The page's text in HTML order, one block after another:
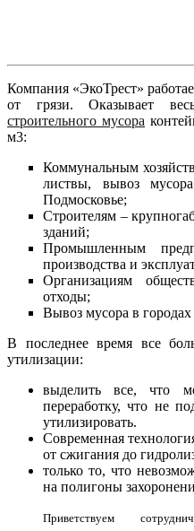
Компания «ЭкоТрест»
от грязи. Оказывает
строительного мусора
м3:
Коммунальным
листвы, вывоз
Подмосковье;
Строителям –
зданий;
Промышленным
производства и
Организациям
отходы;
Вывоз мусора в
В последнее время все
утилизации:
выделить все, что
переработку, что не
утилизировать.
Современная
от сжигания до
только то, что
на полигоны
Приветствуем